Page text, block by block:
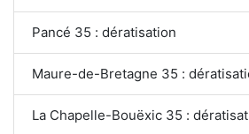
Pancé 35 : dératisation
Maure-de-Bretagne 35 :
La Chapelle-Bouëxic 35 :